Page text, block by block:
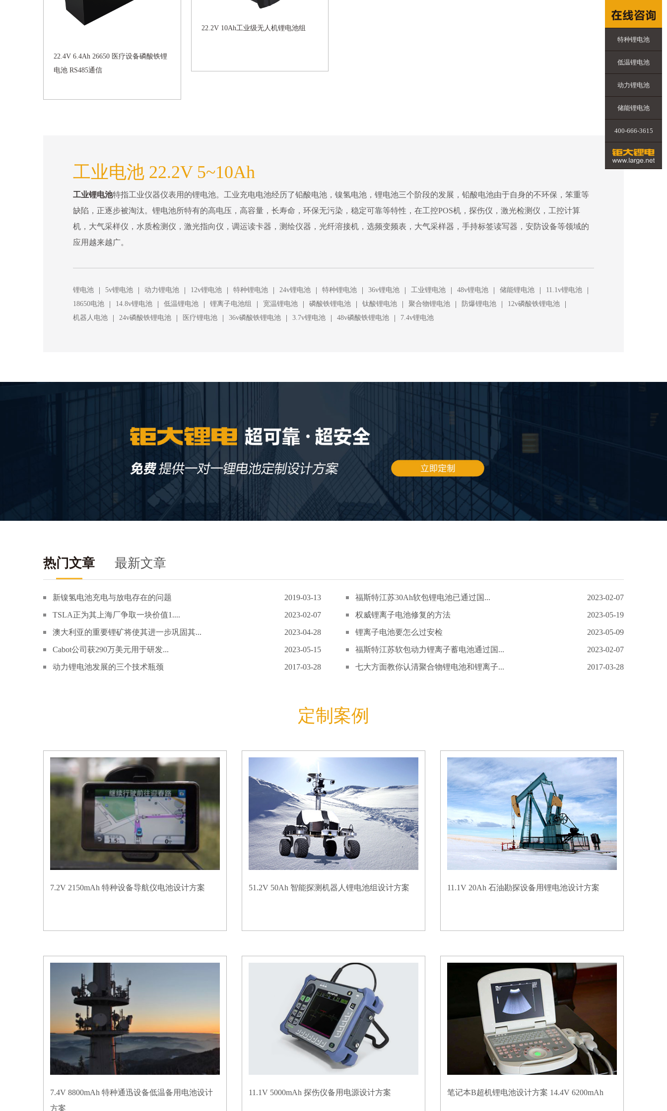
22.4V 6.4Ah 26650 医疗设备磷酸铁锂
电池 RS485通信
22.2V 10Ah工业级无人机锂电池组
工业电池 22.2V 5~10Ah
工业锂电池特指工业仪器仪表用的锂电池。工业充电电池经历了铅酸电池，镍氢电池，锂电池三个阶段的发展，铅酸电池由于自身的不环保，笨重等
缺陷，正逐步被淘汰。锂电池所特有的高电压，高容量，长寿命，环保无污染，稳定可靠等特性，在工控POS机，探伤仪，激光检测仪，工控计算
机，大气采样仪，水质检测仪，激光指向仪，调运读卡器，测绘仪器，光纤溶接机，选频变频表，大气采样器，手持标签读写器，安防设备等领域的
应用越来越广。
锂电池 | 5v锂电池 | 动力锂电池 | 12v锂电池 | 特种锂电池 | 24v锂电池 | 特种锂电池 | 36v锂电池 | 工业锂电池 | 48v锂电池 | 储能锂电池 | 11.1v锂电池 |
18650电池 | 14.8v锂电池 | 低温锂电池 | 锂离子电池组 | 宽温锂电池 | 磷酸铁锂电池 | 钛酸锂电池 | 聚合物锂电池 | 防爆锂电池 | 12v磷酸铁锂电池 |
机器人电池 | 24v磷酸铁锂电池 | 医疗锂电池 | 36v磷酸铁锂电池 | 3.7v锂电池 | 48v磷酸铁锂电池 | 7.4v锂电池
热门文章 最新文章
新镍氢电池充电与放电存在的问题 2019-03-13 福斯特江苏30Ah软包锂电池已通过国... 2023-02-07
TSLA正为其上海厂争取一块价值1.... 2023-02-07 权威锂离子电池修复的方法 2023-05-19
澳大利亚的重要锂矿将使其进一步巩固其... 2023-04-28 锂离子电池要怎么过安检 2023-05-09
Cabot公司获290万美元用于研发... 2023-05-15 福斯特江苏软包动力锂离子蓄电池通过国... 2023-02-07
动力锂电池发展的三个技术瓶颈 2017-03-28 七大方面教你认清聚合物锂电池和锂离子... 2017-03-28
定制案例
7.2V 2150mAh 特种设备导航仪电池设计方案 51.2V 50Ah 智能探测机器人锂电池组设计方案 11.1V 20Ah 石油勘探设备用锂电池设计方案
7.4V 8800mAh 特种通迅设备低温备用电池设计
方案
11.1V 5000mAh 探伤仪备用电源设计方案 笔记本B超机锂电池设计方案 14.4V 6200mAh
特种锂电池
低温锂电池
动力锂电池
储能锂电池
400-666-3615